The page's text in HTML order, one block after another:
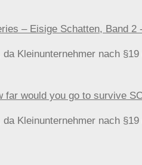
– Eisige Schatten, Band 2
Kleinunternehmer nach §19
far would you go to survive
Kleinunternehmer nach §19